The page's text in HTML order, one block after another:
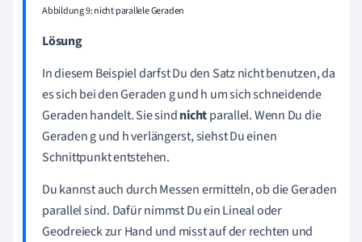
Abbildung 9: nicht parallele Geraden
Lösung
In diesem Beispiel darfst Du den Satz nicht benutzen, da
es sich bei den Geraden g und h um sich schneidende
Geraden handelt. Sie sindnichtparallel. Wenn Du die
Geraden g und h verlängerst, siehst Du einen
Schnittpunkt entstehen.
Du kannst auch durch Messen ermitteln, ob die Geraden
parallel sind. Dafür nimmst Du ein Lineal oder
Geodreieck zur Hand und misst auf der rechten und